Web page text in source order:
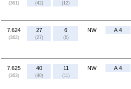
(361) (42) (12)
7.624
(362)
27
(27)
6
(6)
NW A 4
7.625
(363)
40
(40)
11
(11)
NW A 4